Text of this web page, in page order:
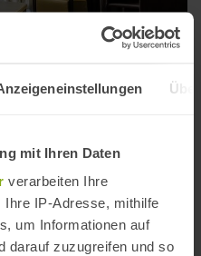
mit Ihren Daten
verarbeiten Ihre
Ihre IP-Adresse, mithilfe
um Informationen auf
darauf zuzugreifen und so
Im Eurostars
Altstadt von Jerez de la
Geschichte und die